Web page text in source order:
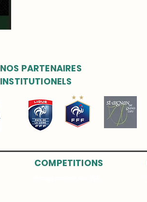
NOS PARTENAIRES
INSTITUTIONELS
COMPETITIONS